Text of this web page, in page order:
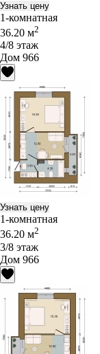
Узнать цену
1-комнатная
36.20 м2
4/8 этаж
Дом 966
Узнать цену
1-комнатная
36.20 м2
3/8 этаж
Дом 966